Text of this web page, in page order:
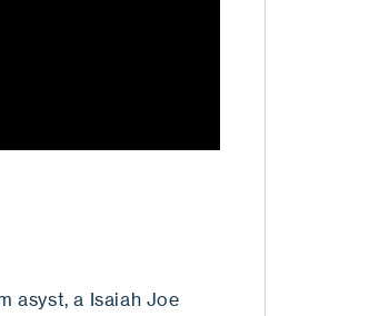
asyst, a Isaiah Joe